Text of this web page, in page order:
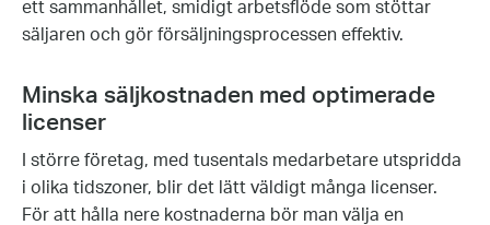
ett sammanhållet, smidigt arbetsflöde som stöttar
säljaren och gör försäljningsprocessen effektiv.
Minska säljkostnaden med optimerade
licenser
I större företag, med tusentals medarbetare utspridda
i olika tidszoner, blir det lätt väldigt många licenser.
För att hålla nere kostnaderna bör man välja en